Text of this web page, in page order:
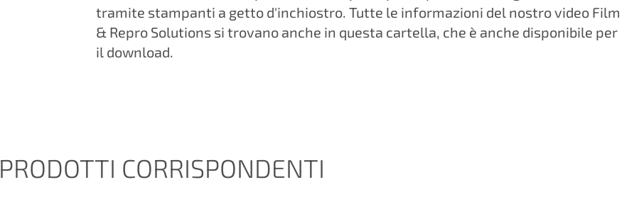
tramite stampanti a getto d'inchiostro. Tutte le informazioni del nostro video Film
& Repro Solutions si trovano anche in questa cartella, che è anche disponibile per
il download.
PRODOTTI CORRISPONDENTI